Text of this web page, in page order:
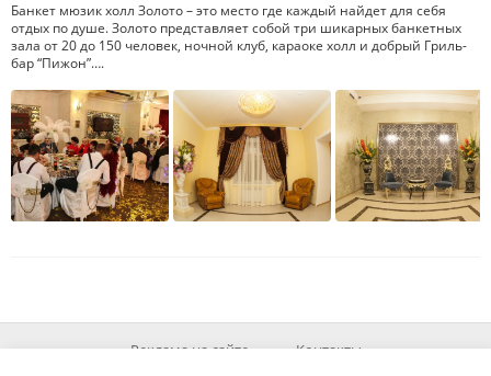
Банкет мюзик холл Золото – это место где каждый найдет для себя
отдых по душе. Золото представляет собой три шикарных банкетных
зала от 20 до 150 человек, ночной клуб, караоке холл и добрый Гриль-
бар “Пижон”….
Реклама на сайте Контакты